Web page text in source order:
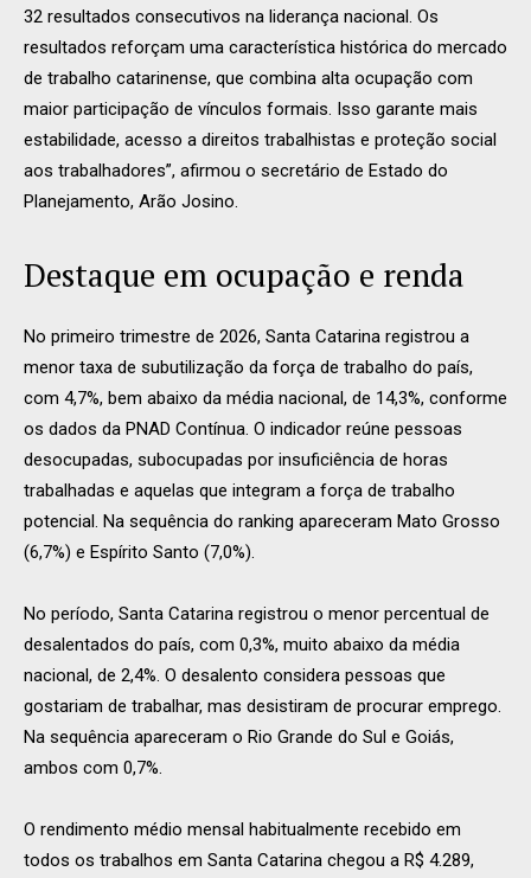
32 resultados consecutivos na liderança nacional. Os
resultados reforçam uma característica histórica do mercado
de trabalho catarinense, que combina alta ocupação com
maior participação de vínculos formais. Isso garante mais
estabilidade, acesso a direitos trabalhistas e proteção social
aos trabalhadores”, afirmou o secretário de Estado do
Planejamento, Arão Josino.
Destaque em ocupação e renda
No primeiro trimestre de 2026, Santa Catarina registrou a
menor taxa de subutilização da força de trabalho do país,
com 4,7%, bem abaixo da média nacional, de 14,3%, conforme
os dados da PNAD Contínua. O indicador reúne pessoas
desocupadas, subocupadas por insuficiência de horas
trabalhadas e aquelas que integram a força de trabalho
potencial. Na sequência do ranking apareceram Mato Grosso
(6,7%) e Espírito Santo (7,0%).
No período, Santa Catarina registrou o menor percentual de
desalentados do país, com 0,3%, muito abaixo da média
nacional, de 2,4%. O desalento considera pessoas que
gostariam de trabalhar, mas desistiram de procurar emprego.
Na sequência apareceram o Rio Grande do Sul e Goiás,
ambos com 0,7%.
O rendimento médio mensal habitualmente recebido em
todos os trabalhos em Santa Catarina chegou a R$ 4.289,